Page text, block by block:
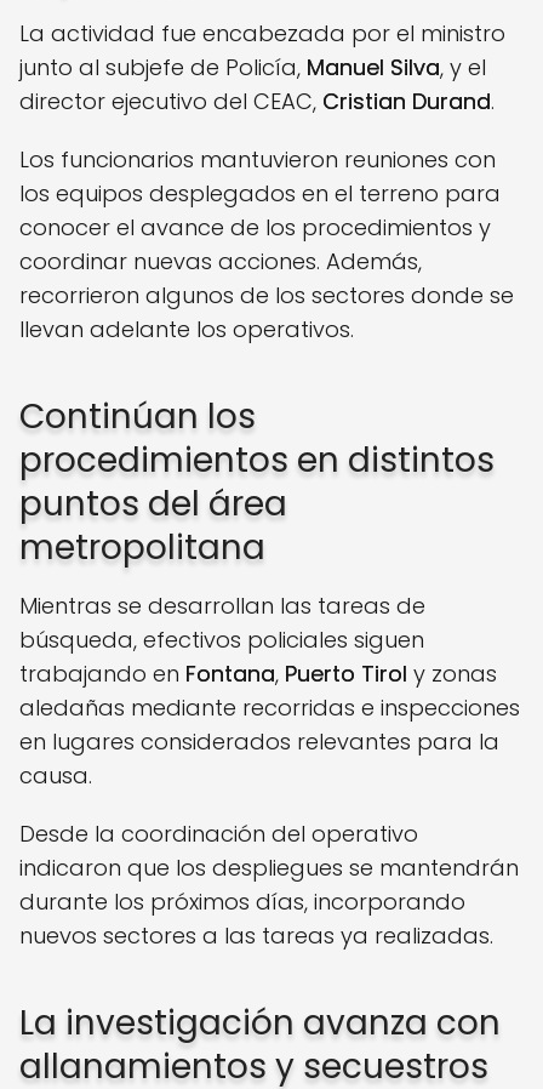
La actividad fue encabezada por el ministro
junto al subjefe de Policía, Manuel Silva, y el
director ejecutivo del CEAC, Cristian Durand.
Los funcionarios mantuvieron reuniones con
los equipos desplegados en el terreno para
conocer el avance de los procedimientos y
coordinar nuevas acciones. Además,
recorrieron algunos de los sectores donde se
llevan adelante los operativos.
Continúan los
procedimientos en distintos
puntos del área
metropolitana
Mientras se desarrollan las tareas de
búsqueda, efectivos policiales siguen
trabajando en Fontana, Puerto Tirol y zonas
aledañas mediante recorridas e inspecciones
en lugares considerados relevantes para la
causa.
Desde la coordinación del operativo
indicaron que los despliegues se mantendrán
durante los próximos días, incorporando
nuevos sectores a las tareas ya realizadas.
La investigación avanza con
allanamientos y secuestros